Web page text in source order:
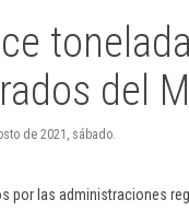
del
de 2021, sábado.
por las administraciones